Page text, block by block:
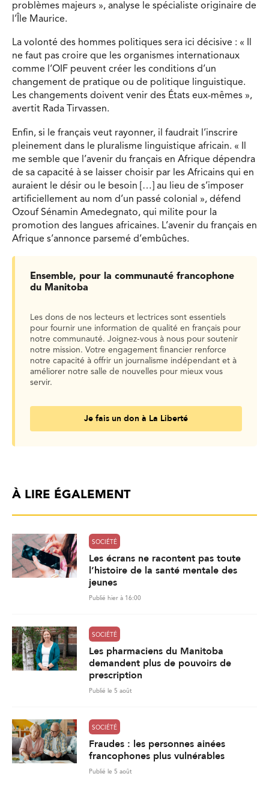
problèmes majeurs », analyse le spécialiste originaire de
l’Île Maurice.
La volonté des hommes politiques sera ici décisive : « Il
ne faut pas croire que les organismes internationaux
comme l’OIF peuvent créer les conditions d’un
changement de pratique ou de politique linguistique.
Les changements doivent venir des États eux-mêmes »,
avertit Rada Tirvassen.
Enfin, si le français veut rayonner, il faudrait l’inscrire
pleinement dans le pluralisme linguistique africain. « Il
me semble que l’avenir du français en Afrique dépendra
de sa capacité à se laisser choisir par les Africains qui en
auraient le désir ou le besoin […] au lieu de s’imposer
artificiellement au nom d’un passé colonial », défend
Ozouf Sénamin Amedegnato, qui milite pour la
promotion des langues africaines. L’avenir du français en
Afrique s’annonce parsemé d’embûches.
Ensemble, pour la communauté francophone
du Manitoba
Les dons de nos lecteurs et lectrices sont essentiels
pour fournir une information de qualité en français pour
notre communauté. Joignez-vous à nous pour soutenir
notre mission. Votre engagement financier renforce
notre capacité à offrir un journalisme indépendant et à
améliorer notre salle de nouvelles pour mieux vous
servir.
Je fais un don à La Liberté
À LIRE ÉGALEMENT
SOCIÉTÉ
Les écrans ne racontent pas toute
l’histoire de la santé mentale des
jeunes
Publié hier à 16:00
SOCIÉTÉ
Les pharmaciens du Manitoba
demandent plus de pouvoirs de
prescription
Publié le 5 août
SOCIÉTÉ
Fraudes : les personnes ainées
francophones plus vulnérables
Publié le 5 août